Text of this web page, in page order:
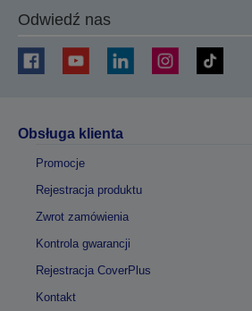
Odwiedź nas
Obsługa klienta
Promocje
Rejestracja produktu
Zwrot zamówienia
Kontrola gwarancji
Rejestracja CoverPlus
Kontakt